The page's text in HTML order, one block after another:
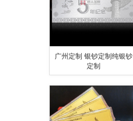
广州定制 银钞定制纯银钞
定制